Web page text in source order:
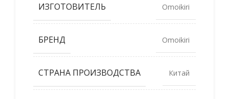
ИЗГОТОВИТЕЛЬ Omoikiri
БРЕНД Omoikiri
СТРАНА ПРОИЗВОДСТВА Китай